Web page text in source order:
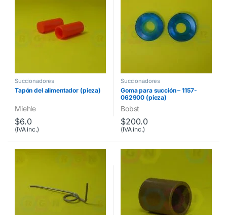
Succionadores
Tapón del alimentador (pieza)
Miehle
$6.0
(IVA inc.)
Succionadores
Goma para succión – 1157-
062900 (pieza)
Bobst
$200.0
(IVA inc.)